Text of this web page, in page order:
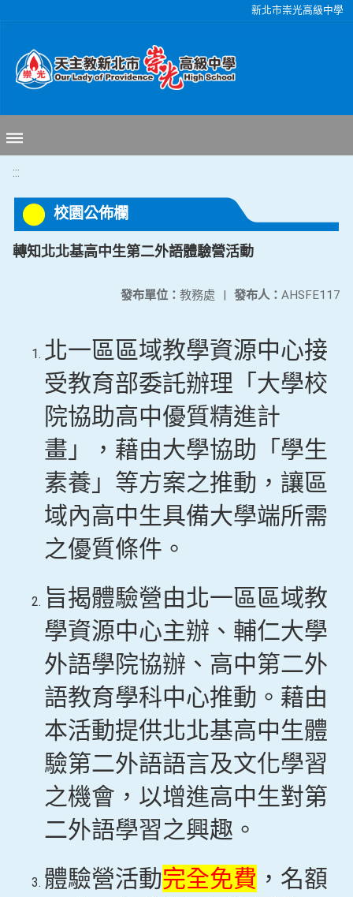
新北市崇光高級中學
:::
校園公佈欄
轉知北北基高中生第二外語體驗營活動
發布人： AHSFE117
發布單位： 教務處 |
北一區區域教學資源中心接
受教育部委託辦理「大學校
院協助高中優質精進計
畫」，藉由大學協助「學生
素養」等方案之推動，讓區
域內高中生具備大學端所需
之優質條件。
旨揭體驗營由北一區區域教
學資源中心主辦、輔仁大學
外語學院協辦、高中第二外
語教育學科中心推動。藉由
本活動提供北北基高中生體
驗第二外語語言及文化學習
之機會，以增進高中生對第
二外語學習之興趣。
體驗營活動完全免費 ，名額